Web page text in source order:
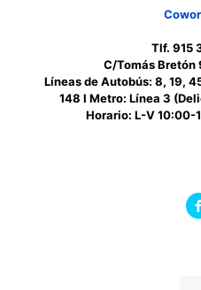
Tlf. 915
C/Tomás
Líneas de Autobús: 8, 19,
148 I Metro: Línea 3
Horario: L-V 10:00-